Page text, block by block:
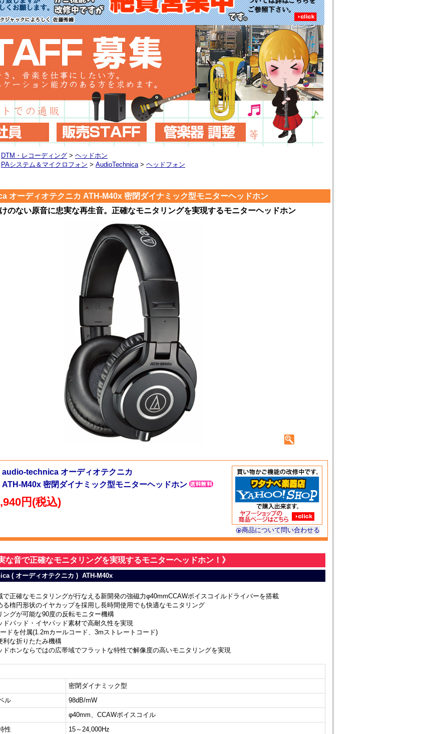
DTM・レコーディング > ヘッドホン
PAシステム＆マイクロフォン > AudioTechnica> ヘッドフォン
オーディオテクニカ ATH-M40x 密閉ダイナミック型モニターヘッドホン
のない原音に忠実な再生音。正確なモニタリングを実現するモニターヘッドホン
商品について問い合わせる
audio-technica オーディオテクニカ
ATH-M40x 密閉ダイナミック型モニターヘッドホン
円(税込)
な音で正確なモニタリングを実現するモニターヘッドホン！》
( オーディオテクニカ ) ATH-M40x
で正確なモニタリングが行なえる新開発の強磁力φ40mmCCAWボイスコイルドライバーを搭載
る楕円形状のイヤカップを採用し長時間使用でも快適なモニタリング
ングが可能な90度の反転モニター機構
ドパッド・イヤパッド素材で高耐久性を実現
ドを付属(1.2mカールコード、3mストレートコード)
利な折りたたみ機構
ドホンならではの広帯域でフラットな特性で解像度の高いモニタリングを実現
密閉ダイナミック型
ル
98dB/mW
φ40mm、CCAWボイスコイル
性
15～24,000Hz